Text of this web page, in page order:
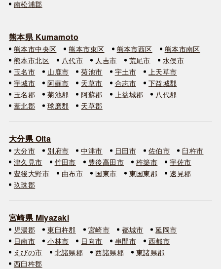
南松浦郡
熊本県 Kumamoto
熊本市中央区 熊本市東区 熊本市西区
熊本市南区
熊本市北区
八代市 人吉市 荒尾市
水俣市
玉名市
山鹿市 菊池市 宇土市
上天草市
宇城市
阿蘇市 天草市 合志市
下益城郡
玉名郡
菊池郡 阿蘇郡 上益城郡
八代郡
葦北郡
球磨郡 天草郡
大分県 Oita
大分市 別府市 中津市 日田市 佐伯市
臼杵市
津久見市
竹田市 豊後高田市 杵築市
宇佐市
豊後大野市
由布市 国東市 東国東郡
速見郡
玖珠郡
宮崎県 Miyazaki
児湯郡 東臼杵郡 宮崎市 都城市
延岡市
日南市
小林市 日向市 串間市
西都市
えびの市
北諸県郡 西諸県郡
東諸県郡
西臼杵郡